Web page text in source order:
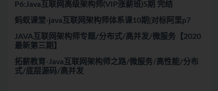
P6:Java互联网高级架构师(VIP涨薪班)5期 完结
蚂蚁课堂-java互联网架构师体系课10期|对标阿里p7
JAVA互联网架构师专题/分布式/高并发/微服务【2020
最新第三期】
拓薪教育-Java互联网架构师之路/微服务/高性能/分布
式/底层源码/高并发